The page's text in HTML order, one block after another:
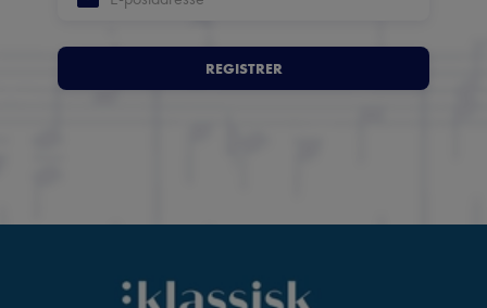
REGISTRER